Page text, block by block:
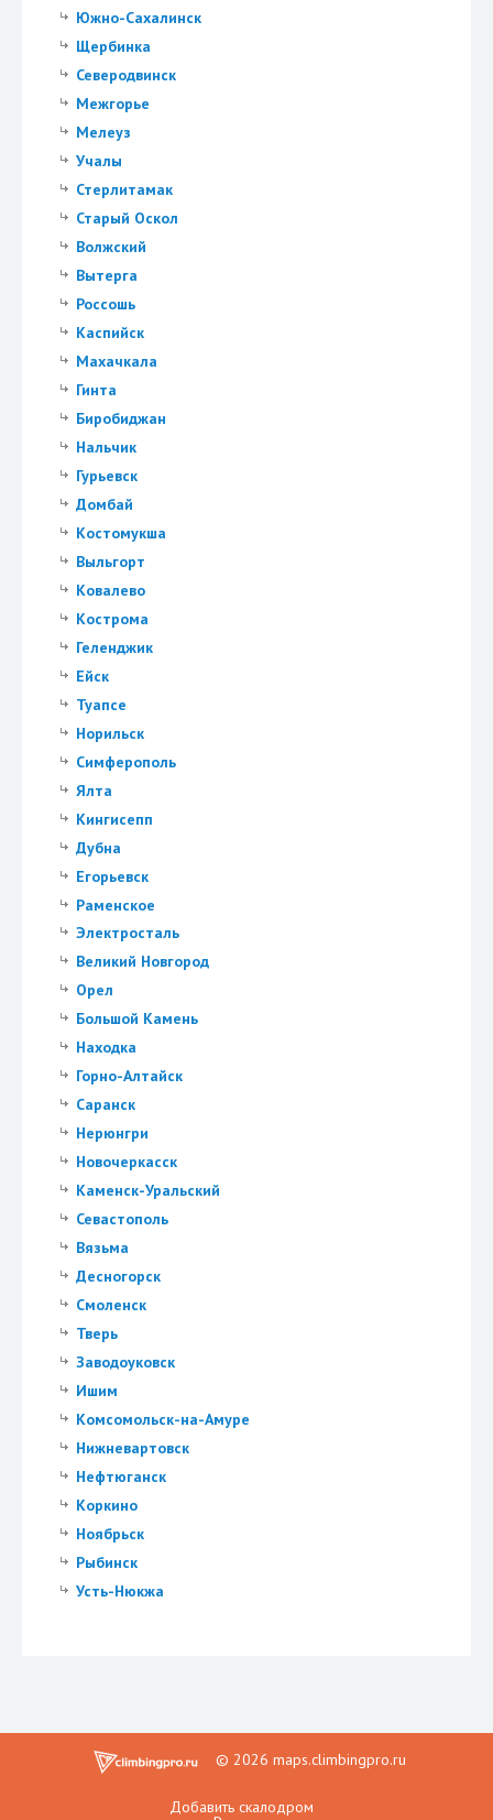
Южно-Сахалинск
Щербинка
Северодвинск
Межгорье
Мелеуз
Учалы
Стерлитамак
Старый Оскол
Волжский
Вытерга
Россошь
Каспийск
Махачкала
Гинта
Биробиджан
Нальчик
Гурьевск
Домбай
Костомукша
Выльгорт
Ковалево
Кострома
Геленджик
Ейск
Туапсе
Норильск
Симферополь
Ялта
Кингисепп
Дубна
Егорьевск
Раменское
Электросталь
Великий Новгород
Орел
Большой Камень
Находка
Горно-Алтайск
Саранск
Нерюнгри
Новочеркасск
Каменск-Уральский
Севастополь
Вязьма
Десногорск
Смоленск
Тверь
Заводоуковск
Ишим
Комсомольск-на-Амуре
Нижневартовск
Нефтюганск
Коркино
Ноябрьск
Рыбинск
Усть-Нюкжа
© 2026 maps.climbingpro.ru
Добавить скалодром